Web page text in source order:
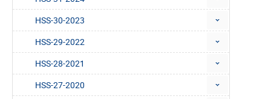
HSS-30-2023
HSS-29-2022
HSS-28-2021
HSS-27-2020